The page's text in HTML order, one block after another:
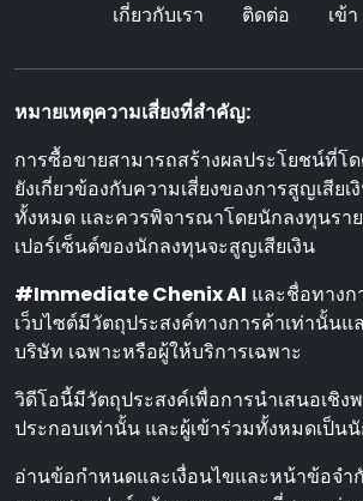
เกี่ยวกับเรา ติดต่อ เข้
หมายเหตุความเสี่ยงที่สําคัญ:
การซื้อขายสามารถสร้างผลประโยชน์ที่โด
ยังเกี่ยวข้องกับความเสี่ยงของการสูญเสีย
ทั้งหมด และควรพิจารณาโดยนักลงทุนรา
เปอร์เซ็นต์ของนักลงทุนจะสูญเสียเงิน
#Immediate Chenix AI และชื่อทาง
เว็บไซต์มีวัตถุประสงค์ทางการค้าเท่านั้นแ
บริษัท เฉพาะหรือผู้ให้บริการเฉพาะ
วิดีโอนี้มีวัตถุประสงค์เพื่อการนําเสนอเชิ
ประกอบเท่านั้น และผู้เข้าร่วมทั้งหมดเป็น
อ่านข้อกําหนดและเงื่อนไขและหน้าข้อจํา